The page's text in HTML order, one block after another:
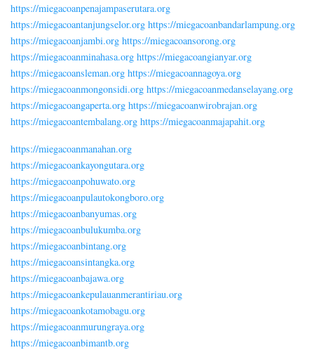
https://miegacoanpenajampaserutara.org
https://miegacoantanjungselor.org https://miegacoanbandarlampung.org
https://miegacoanjambi.org https://miegacoansorong.org
https://miegacoanminahasa.org https://miegacoangianyar.org
https://miegacoansleman.org https://miegacoannagoya.org
https://miegacoanmongonsidi.org https://miegacoanmedanselayang.org
https://miegacoangaperta.org https://miegacoanwirobrajan.org
https://miegacoantembalang.org https://miegacoanmajapahit.org
https://miegacoanmanahan.org
https://miegacoankayongutara.org
https://miegacoanpohuwato.org
https://miegacoanpulautokongboro.org
https://miegacoanbanyumas.org
https://miegacoanbulukumba.org
https://miegacoanbintang.org
https://miegacoansintangka.org
https://miegacoanbajawa.org
https://miegacoankepulauanmerantiriau.org
https://miegacoankotamobagu.org
https://miegacoanmurungraya.org
https://miegacoanbimantb.org